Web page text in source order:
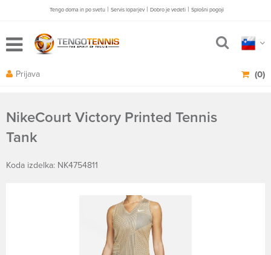
Tengo doma in po svetu | Servis loparjev | Dobro je vedeti | Splošni pogoji
(0)
Prijava
NikeCourt Victory Printed Tennis
Tank
Koda izdelka: NK4754811